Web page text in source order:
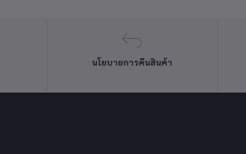
นโยบายการคืนสินค้า